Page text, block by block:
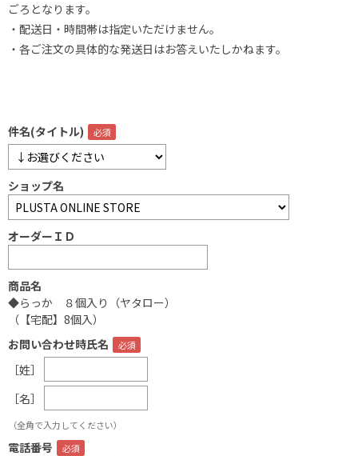
ごろとなります。
・配送日・時間帯は指定いただけません。
・各ご注文の具体的な発送日はお答えいたしかねます。
件名(タイトル)
ショップ名
オーダーＩＤ
商品名
◆らっか ８個入り（ヤタロー）
（【宅配】8個入）
お問い合わせ時氏名
［姓］
［名］
（全角で入力してください）
電話番号